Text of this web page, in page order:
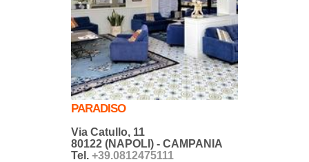
PARADISO
Via Catullo, 11
80122 (NAPOLI) - CAMPANIA
Tel. +39.0812475111